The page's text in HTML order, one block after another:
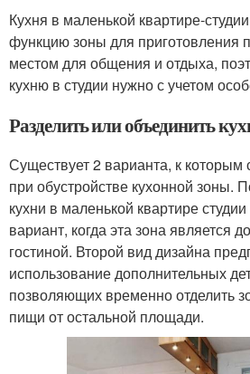
Кухня в маленькой квартире-
функцию зоны для приготовления
местом для общения и отдыха,
кухню в студии нужно с учетом
Разделить или объединить
Существует 2 варианта, к которым
при обустройстве кухонной зоны.
кухни в маленькой квартире
вариант, когда эта зона является
гостиной. Второй вид дизайна
использование дополнительных
позволяющих временно отделить
пищи от остальной площади.